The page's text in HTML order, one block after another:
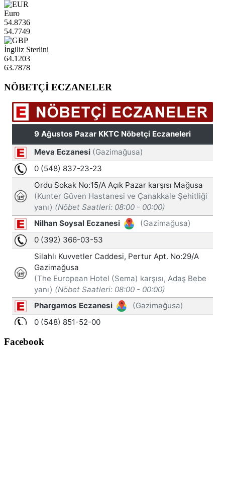
Euro
54.8736
54.7749
İngiliz Sterlini
64.1203
63.7878
NÖBETÇİ ECZANELER
Facebook